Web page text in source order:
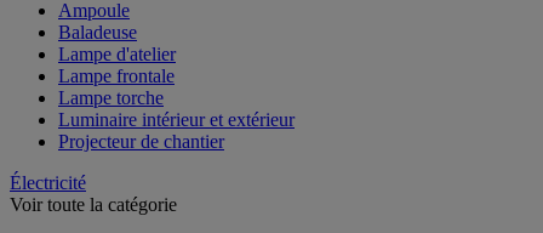
Ampoule
Baladeuse
Lampe d'atelier
Lampe frontale
Lampe torche
Luminaire intérieur et extérieur
Projecteur de chantier
Électricité
Voir toute la catégorie